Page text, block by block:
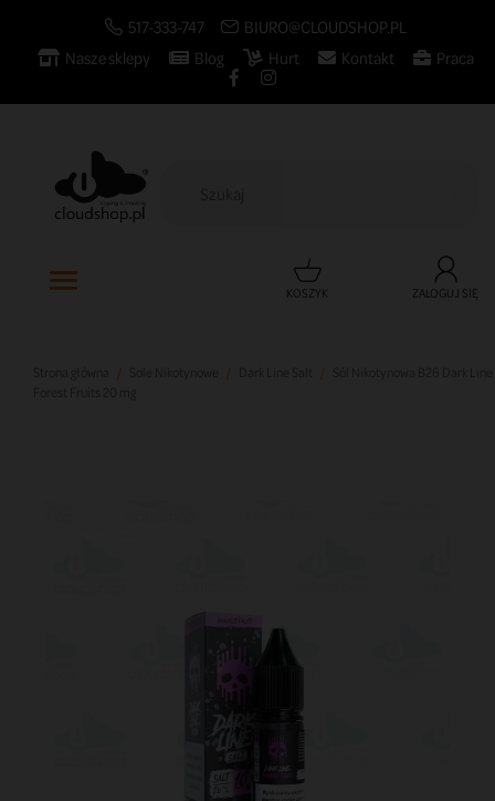
517-333-747
BIURO@CLOUDSHOP.PL
Nasze sklepy
Blog Hurt Kontakt Praca
KOSZYK ZALOGUJ SIĘ